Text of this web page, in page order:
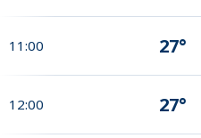
11:00 27°
12:00 27°